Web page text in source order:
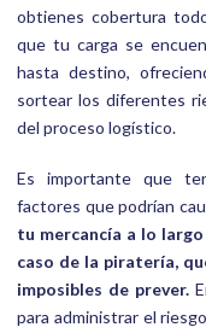
obtienes cobertura
que tu carga se
hasta destino,
sortear los diferentes
del proceso logístico.
Es importante que
factores que podrían
tu mercancía a lo
caso de la piratería,
imposibles de prever.
para administrar el